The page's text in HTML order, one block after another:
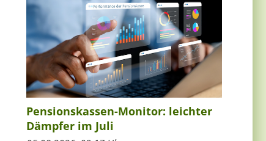
Pensionskassen-Monitor: leichter
Dämpfer im Juli